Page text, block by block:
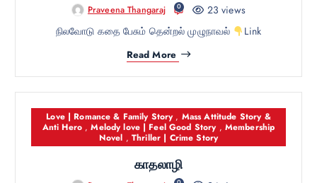
Praveena Thangaraj 0
23 views
நிலவோடு கதை பேசும் தென்றல் முழுநாவல்
Link
Read More
Love | Romance & Family Story, Mass Attitude Story &
Anti Hero,Melody love | Feel Good Story, Membership
Novel ,Thriller | Crime Story
காதலாழி